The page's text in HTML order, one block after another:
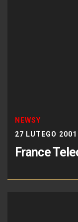
NEWSY
27 LUTEGO 2001
France